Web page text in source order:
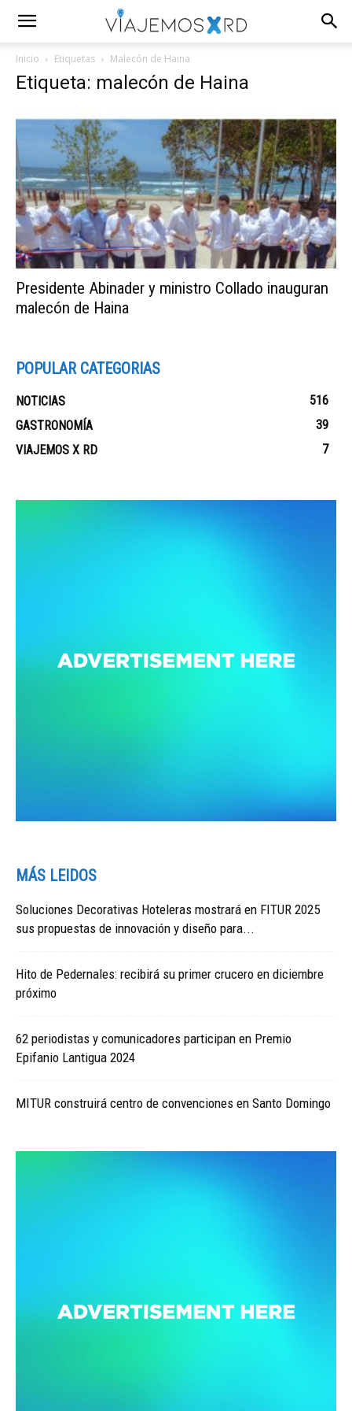
Inicio Etiquetas Malecón de Haina
Etiqueta: malecón de Haina
Presidente Abinader y ministro Collado inauguran
malecón de Haina
POPULAR CATEGORIAS
NOTICIAS
516
GASTRONOMÍA
39
VIAJEMOS X RD
7
MÁS LEIDOS
Soluciones Decorativas Hoteleras mostrará en FITUR 2025
sus propuestas de innovación y diseño para...
Hito de Pedernales: recibirá su primer crucero en diciembre
próximo
62 periodistas y comunicadores participan en Premio
Epifanio Lantigua 2024
MITUR construirá centro de convenciones en Santo Domingo